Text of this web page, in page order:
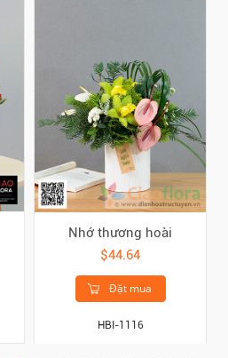
Nhớ thương hoài
$44.64
Đặt mua
HBI-1116